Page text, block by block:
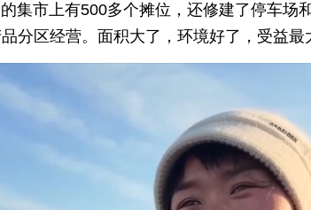
集市上有500多个摊位，还修建了停车场
分区经营。面积大了，环境好了，受益最